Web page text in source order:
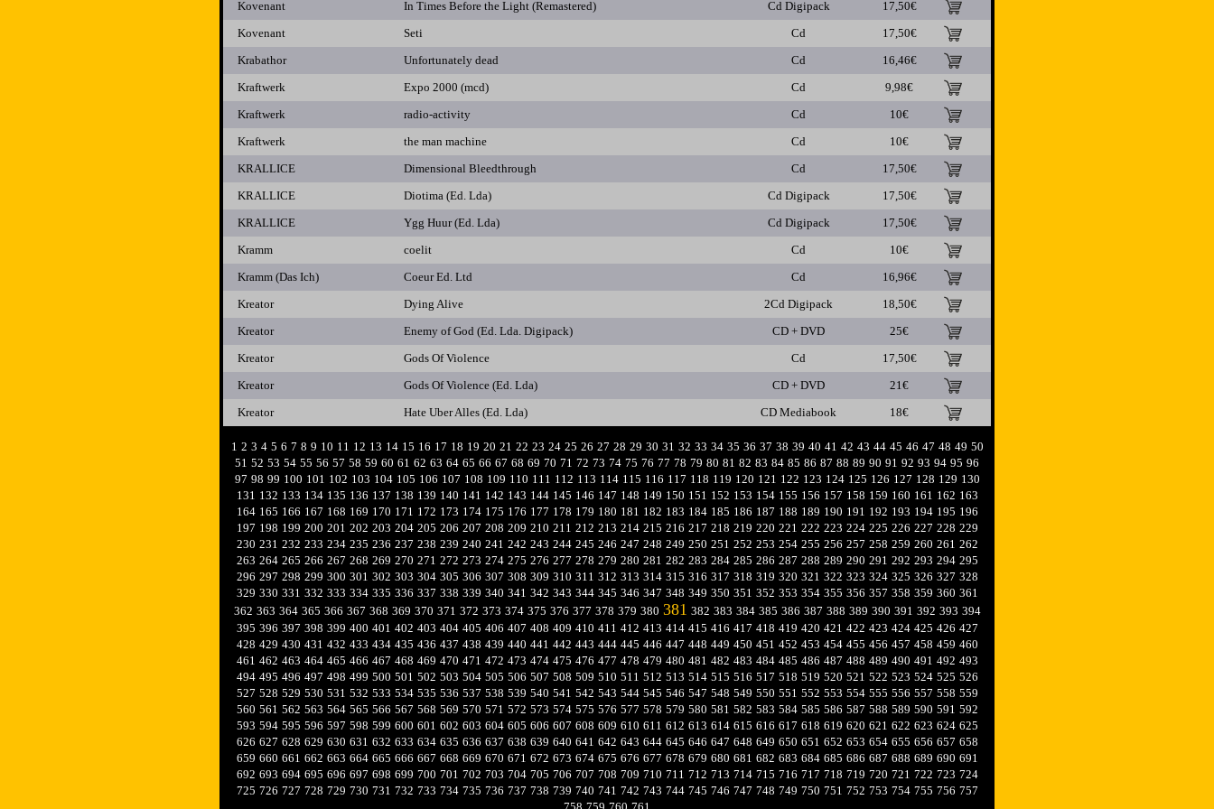
Kovenant
In Times Before the Light (Remastered) Cd Digipack
17,50€
Kovenant
Seti Cd
17,50€
Krabathor
Unfortunately dead Cd
16,46€
Kraftwerk
Expo 2000 (mcd) Cd
9,98€
Kraftwerk
radio-activity Cd
10€
Kraftwerk
the man machine Cd
10€
KRALLICE
Dimensional Bleedthrough Cd
17,50€
KRALLICE
Diotima (Ed. Lda) Cd Digipack
17,50€
KRALLICE
Ygg Huur (Ed. Lda) Cd Digipack
17,50€
Kramm
coelit Cd
10€
Kramm (Das Ich)
Coeur Ed. Ltd Cd
16,96€
Kreator
Dying Alive 2Cd Digipack
18,50€
Kreator
Enemy of God (Ed. Lda. Digipack) CD + DVD
25€
Kreator
Gods Of Violence Cd
17,50€
Kreator
Gods Of Violence (Ed. Lda) CD + DVD
21€
Kreator
Hate Uber Alles (Ed. Lda) CD Mediabook 18€
1 2 3 4 5 6 7 8 9 10 11 12 13 14 15 16 17 18 19 20 21 22 23 24 25 26 27 28 29 30 31 32 33 34 35 36 37 38 39 40 41 42 43 44 45 46 47 48 49 50
51 52 53 54 55 56 57 58 59 60 61 62 63 64 65 66 67 68 69 70 71 72 73 74 75 76 77 78 79 80 81 82 83 84 85 86 87 88 89 90 91 92 93 94 95 96
97 98 99 100 101 102 103 104 105 106 107 108 109 110 111 112 113 114 115 116 117 118 119 120 121 122 123 124 125 126 127 128 129 130
131 132 133 134 135 136 137 138 139 140 141 142 143 144 145 146 147 148 149 150 151 152 153 154 155 156 157 158 159 160 161 162 163
164 165 166 167 168 169 170 171 172 173 174 175 176 177 178 179 180 181 182 183 184 185 186 187 188 189 190 191 192 193 194 195 196
197 198 199 200 201 202 203 204 205 206 207 208 209 210 211 212 213 214 215 216 217 218 219 220 221 222 223 224 225 226 227 228 229
230 231 232 233 234 235 236 237 238 239 240 241 242 243 244 245 246 247 248 249 250 251 252 253 254 255 256 257 258 259 260 261 262
263 264 265 266 267 268 269 270 271 272 273 274 275 276 277 278 279 280 281 282 283 284 285 286 287 288 289 290 291 292 293 294 295
296 297 298 299 300 301 302 303 304 305 306 307 308 309 310 311 312 313 314 315 316 317 318 319 320 321 322 323 324 325 326 327 328
329 330 331 332 333 334 335 336 337 338 339 340 341 342 343 344 345 346 347 348 349 350 351 352 353 354 355 356 357 358 359 360 361
362 363 364 365 366 367 368 369 370 371 372 373 374 375 376 377 378 379 380 381 382 383 384 385 386 387 388 389 390 391 392 393 394
395 396 397 398 399 400 401 402 403 404 405 406 407 408 409 410 411 412 413 414 415 416 417 418 419 420 421 422 423 424 425 426 427
428 429 430 431 432 433 434 435 436 437 438 439 440 441 442 443 444 445 446 447 448 449 450 451 452 453 454 455 456 457 458 459 460
461 462 463 464 465 466 467 468 469 470 471 472 473 474 475 476 477 478 479 480 481 482 483 484 485 486 487 488 489 490 491 492 493
494 495 496 497 498 499 500 501 502 503 504 505 506 507 508 509 510 511 512 513 514 515 516 517 518 519 520 521 522 523 524 525 526
527 528 529 530 531 532 533 534 535 536 537 538 539 540 541 542 543 544 545 546 547 548 549 550 551 552 553 554 555 556 557 558 559
560 561 562 563 564 565 566 567 568 569 570 571 572 573 574 575 576 577 578 579 580 581 582 583 584 585 586 587 588 589 590 591 592
593 594 595 596 597 598 599 600 601 602 603 604 605 606 607 608 609 610 611 612 613 614 615 616 617 618 619 620 621 622 623 624 625
626 627 628 629 630 631 632 633 634 635 636 637 638 639 640 641 642 643 644 645 646 647 648 649 650 651 652 653 654 655 656 657 658
659 660 661 662 663 664 665 666 667 668 669 670 671 672 673 674 675 676 677 678 679 680 681 682 683 684 685 686 687 688 689 690 691
692 693 694 695 696 697 698 699 700 701 702 703 704 705 706 707 708 709 710 711 712 713 714 715 716 717 718 719 720 721 722 723 724
725 726 727 728 729 730 731 732 733 734 735 736 737 738 739 740 741 742 743 744 745 746 747 748 749 750 751 752 753 754 755 756 757